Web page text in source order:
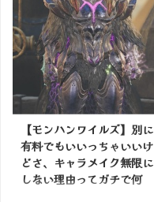
【モンハンワイルズ】別に
有料でもいいっちゃいいけ
どさ、キャラメイク無限に
しない理由ってガチで何